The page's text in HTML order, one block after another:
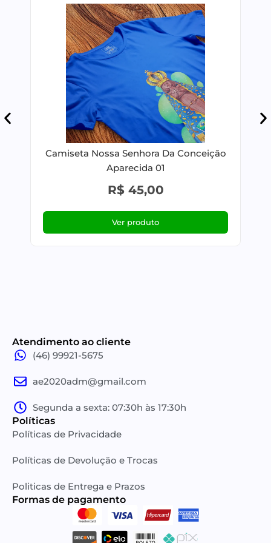
Camiseta Nossa Senhora Da Conceição
Aparecida 01
R$45,00
Ver produto
Atendimento ao cliente
(46) 99921-5675
ae2020adm@gmail.com
Segunda a sexta: 07:30h às 17:30h
Políticas
Políticas de Privacidade
Políticas de Devolução e Trocas
Politicas de Entrega e Prazos
Formas de pagamento​